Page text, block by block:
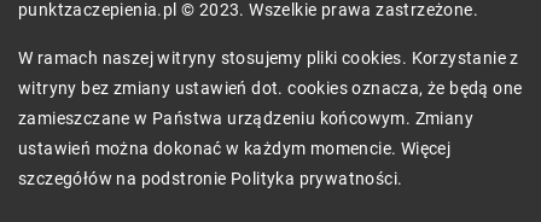
punktzaczepienia.pl © 2023. Wszelkie prawa zastrzeżone.
W ramach naszej witryny stosujemy pliki cookies. Korzystanie z
witryny bez zmiany ustawień dot. cookies oznacza, że będą one
zamieszczane w Państwa urządzeniu końcowym. Zmiany
ustawień można dokonać w każdym momencie. Więcej
szczegółów na podstronie Polityka prywatności.